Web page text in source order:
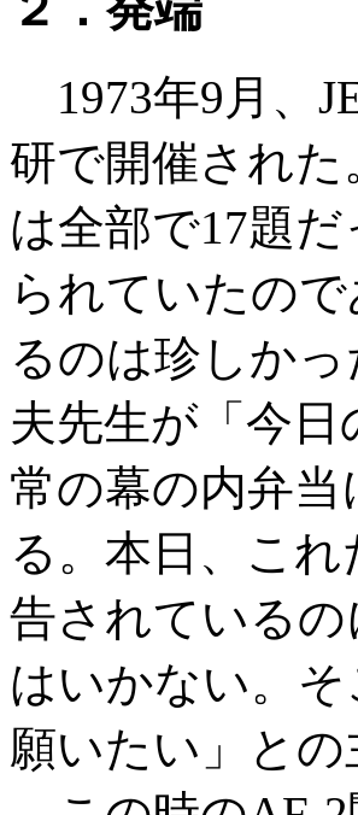
1973年9月、
研で開催され
は全部で17題
られていたの
るのは珍しか
夫先生が「今
常の幕の内弁
る。本日、こ
告されている
はいかない。
願いたい」と